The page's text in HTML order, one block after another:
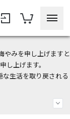
やみを申し上げますと
し上げます。
生活を取り戻される
ト！